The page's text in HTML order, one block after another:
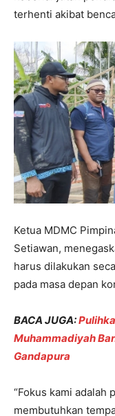
terhenti akibat
Ketua MDMC
Setiawan,
harus dilakukan
pada masa depan
BACA JUGA:
Muhammadiyah
Gandapura
“Fokus kami adalah
membutuhkan